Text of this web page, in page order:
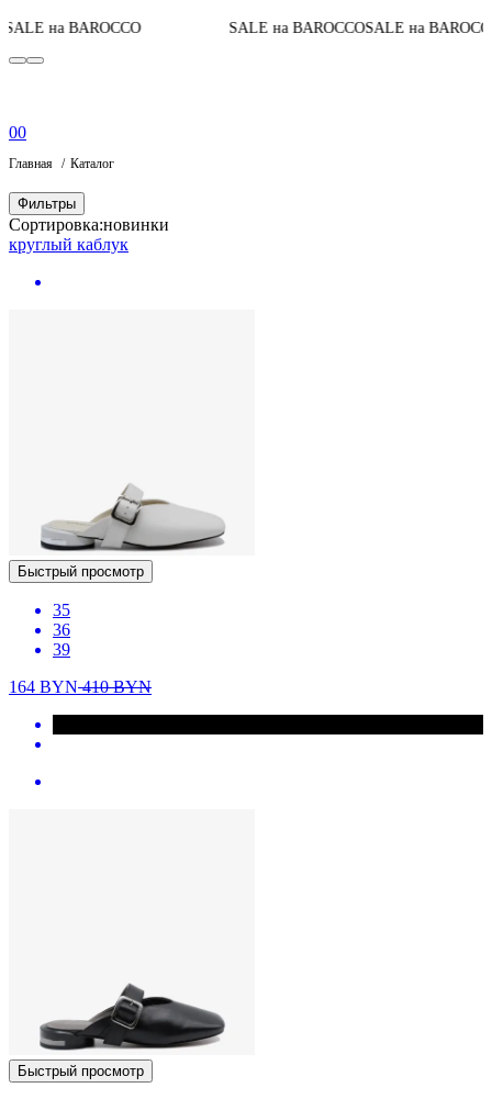
на BAROCCO SALE на BAROCCOSALE на BAROCCOДо
00
Главная Каталог
Фильтры
Сортировка:новинки
круглый каблук
Быстрый просмотр
35
36
39
164 BYN410BYN
Быстрый просмотр